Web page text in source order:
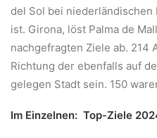
del Sol bei
ist. Girona, löst Palma de
nachgefragten Ziele ab. 214
Richtung der ebenfalls auf
gelegen Stadt sein. 150
Im Einzelnen: Top-Ziele